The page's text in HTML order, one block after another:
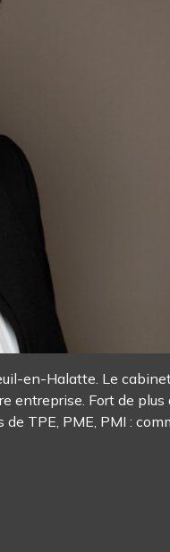
en-Halatte. Le
entreprise. Fort de
TPE, PME, PMI :